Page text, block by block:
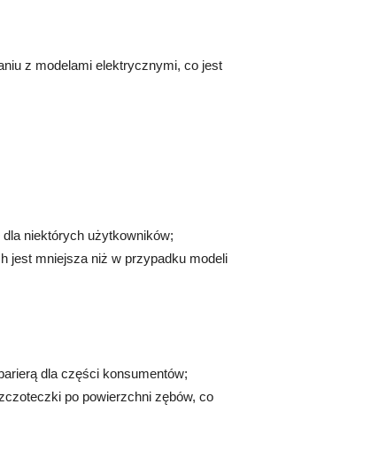
z modelami elektrycznymi, co jest
niektórych użytkowników;
jest mniejsza niż w przypadku modeli
dla części konsumentów;
po powierzchni zębów, co